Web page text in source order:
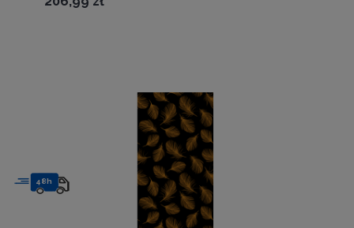
48h